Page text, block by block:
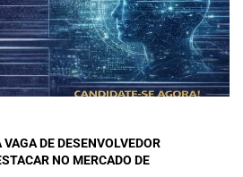
DE DESENVOLVEDOR
NO MERCADO DE